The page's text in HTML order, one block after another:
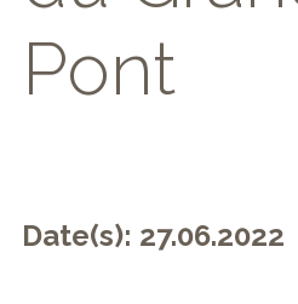
Pont
Date(s): 27.06.2022